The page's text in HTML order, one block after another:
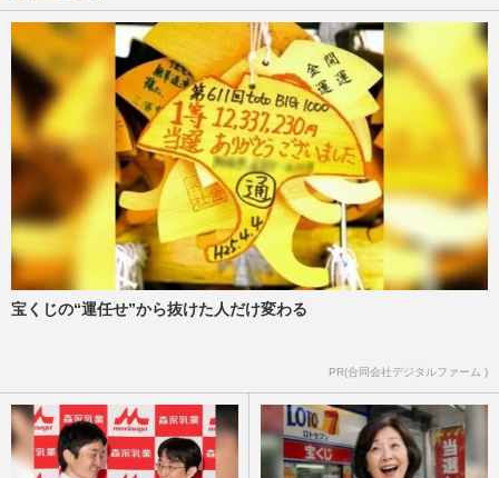
宝くじの“運任せ”から抜けた人だけ変わる
PR(合同会社デジタルファーム )